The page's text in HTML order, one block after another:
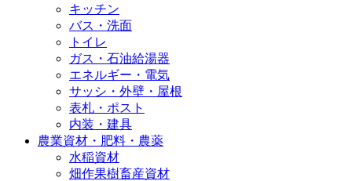
キッチン
バス・洗面
トイレ
ガス・石油給湯器
エネルギー・電気
サッシ・外壁・屋根
表札・ポスト
内装・建具
農業資材・肥料・農薬
水稲資材
畑作果樹畜産資材